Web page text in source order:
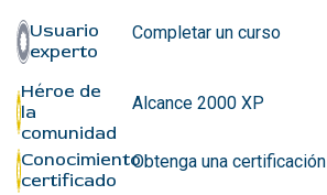
Usuario
experto
Completar un curso
Héroe de
la
comunidad
Alcance 2000 XP
Conocimiento
certificado
Obtenga una certificación